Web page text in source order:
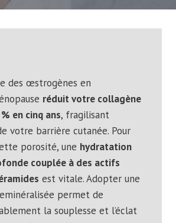
des œstrogènes en
réduit votre collagène
en cinq ans, fragilisant
votre barrière cutanée. Pour
porosité, une hydratation
couplée à des actifs
est vitale. Adopter une
permet de
la souplesse et l’éclat